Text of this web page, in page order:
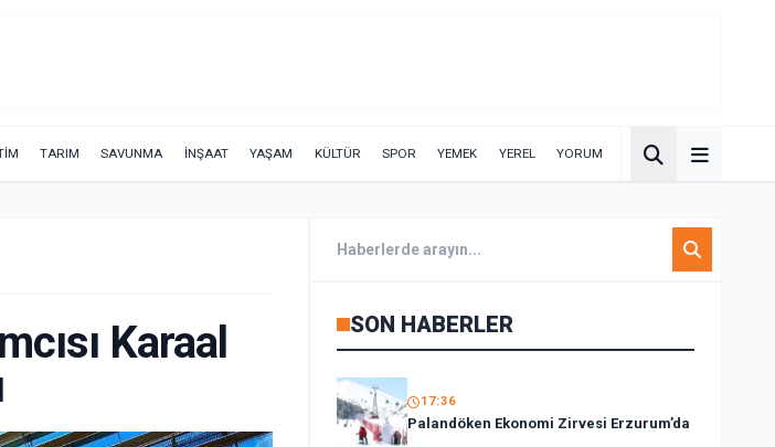
TARIM SAVUNMA İNŞAAT YAŞAM KÜLTÜR SPOR YEMEK YEREL YORUM
Karaal
SON HABERLER
17:36
Palandöken Ekonomi Zirvesi Erzurum’da